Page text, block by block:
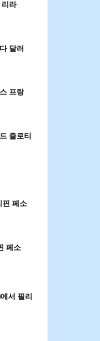
라
달러
프랑
즐로티
페소
페소
서 필리